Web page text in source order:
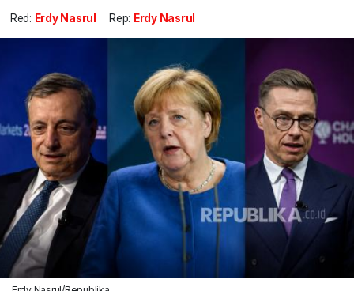
Red: Erdy Nasrul Rep: Erdy Nasrul